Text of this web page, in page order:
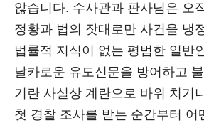
않습니다. 수사관과 판사님은 오
정황과 법의 잣대로만 사건을 냉
법률적 지식이 없는 평범한 일반
날카로운 유도신문을 방어하고
기란 사실상 계란으로 바위 치기
첫 경찰 조사를 받는 순간부터 어